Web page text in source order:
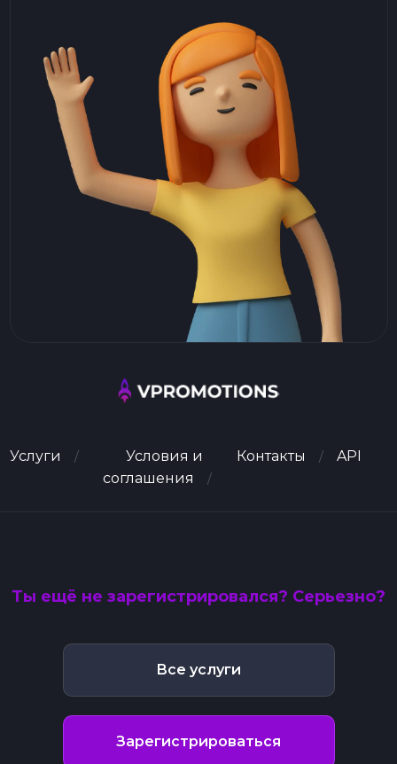
Услуги
Условия и
соглашения
Контакты API
Ты ещё не зарегистрировался? Серьезно?
Все услуги
Зарегистрироваться